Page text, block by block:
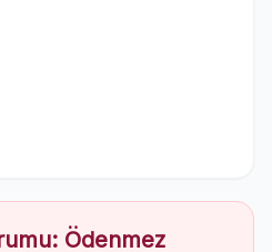
Ödenmez